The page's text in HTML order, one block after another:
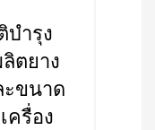
บำรุง
ตยาง
ขนาด
ครื่อง